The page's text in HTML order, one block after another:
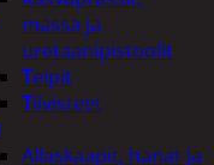
massa ja
uretaanipistoolit
Teipit
Tiivisteet
Allaskaapit, hanat ja